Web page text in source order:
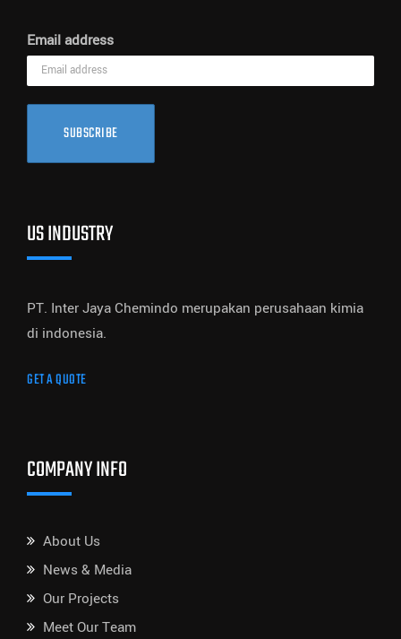
Email address
SUBSCRIBE
US INDUSTRY
PT. Inter Jaya Chemindo merupakan perusahaan kimia
di indonesia.
GET A QUOTE
COMPANY INFO
About Us
News & Media
Our Projects
Meet Our Team